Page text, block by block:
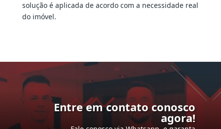
solução é aplicada de acordo com a necessidade real
do imóvel.
Entre em contato conosco
agora!